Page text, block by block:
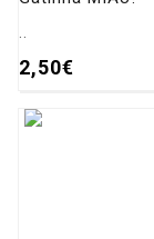
2,50€